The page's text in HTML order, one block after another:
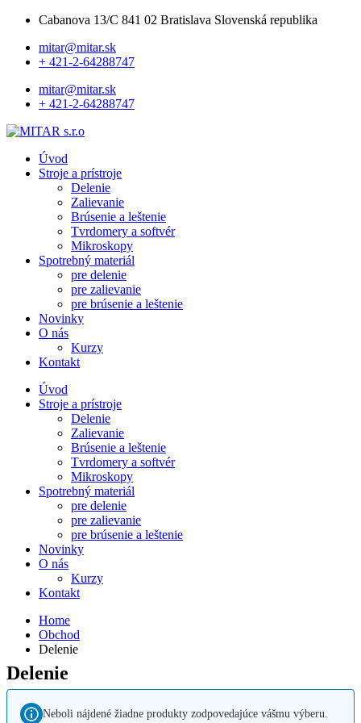
Cabanova 13/C 841 02 Bratislava Slovenská republika
mitar@mitar.sk
+ 421-2-64288747
mitar@mitar.sk
+ 421-2-64288747
Úvod
Stroje a prístroje
Delenie
Zalievanie
Brúsenie a leštenie
Tvrdomery a softvér
Mikroskopy
Spotrebný materiál
pre delenie
pre zalievanie
pre brúsenie a leštenie
Novinky
O nás
Kurzy
Kontakt
Úvod
Stroje a prístroje
Delenie
Zalievanie
Brúsenie a leštenie
Tvrdomery a softvér
Mikroskopy
Spotrebný materiál
pre delenie
pre zalievanie
pre brúsenie a leštenie
Novinky
O nás
Kurzy
Kontakt
Home
Obchod
Delenie
Delenie
Neboli nájdené žiadne produkty zodpovedajúce vášmu výberu.